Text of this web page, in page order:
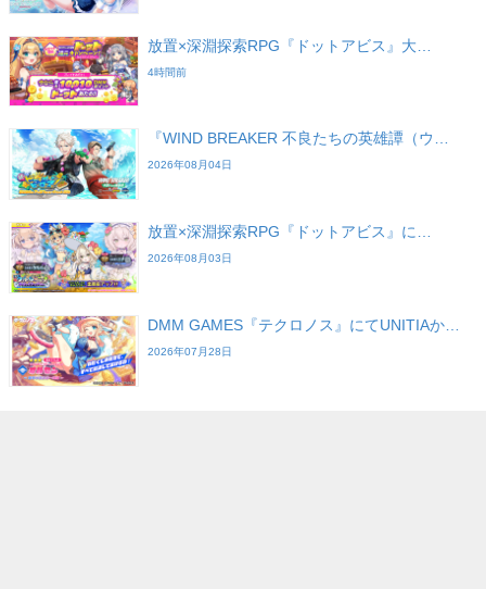
放置×深淵探索RPG『ドットアビス』大…
4時間前
『WIND BREAKER 不良たちの英雄譚（ウ…
2026年08月04日
放置×深淵探索RPG『ドットアビス』に…
2026年08月03日
DMM GAMES『テクロノス』にてUNITIAか…
2026年07月28日